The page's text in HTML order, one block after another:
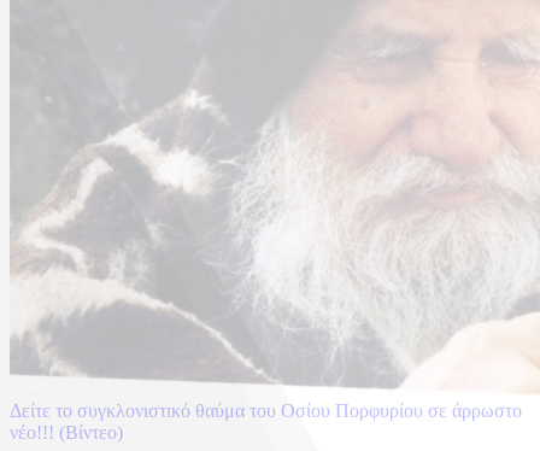
Δείτε το συγκλονιστικό θαύμα του Οσίου Πορφυρίου σε άρρωστο
νέο!!! (Βίντεο)